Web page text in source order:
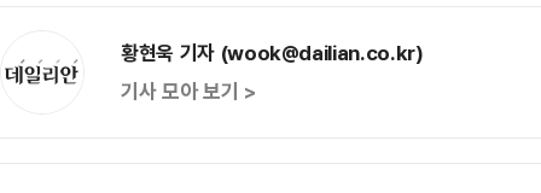
황현욱 기자 (wook@dailian.co.kr)
기사 모아 보기 >